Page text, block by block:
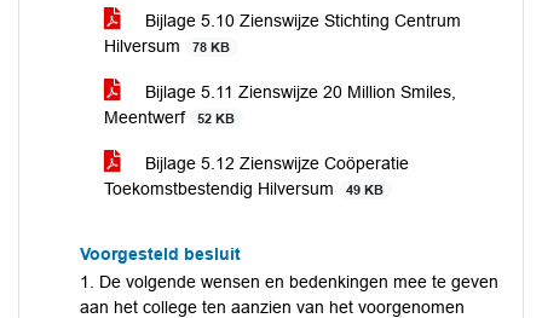
Bijlage 5.10 Zienswijze Stichting Centrum
Hilversum
78 KB
Bijlage 5.11 Zienswijze 20 Million Smiles,
Meentwerf
52 KB
Bijlage 5.12 Zienswijze Coöperatie
Toekomstbestendig Hilversum
49 KB
Voorgesteld besluit
1. De volgende wensen en bedenkingen mee te geven
aan het college ten aanzien van het voorgenomen